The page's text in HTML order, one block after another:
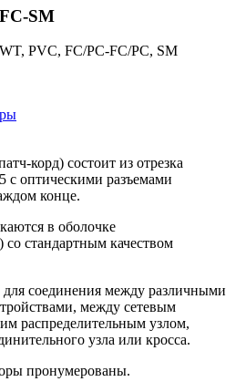
SM
PVC, FC/PC-FC/PC, SM
корд) состоит из отрезка
c оптическими разъемами
конце.
в оболочке
стандартным качеством
для соединения между различными
между сетевым
распределительным узлом,
узла или кросса.
пронумерованы.